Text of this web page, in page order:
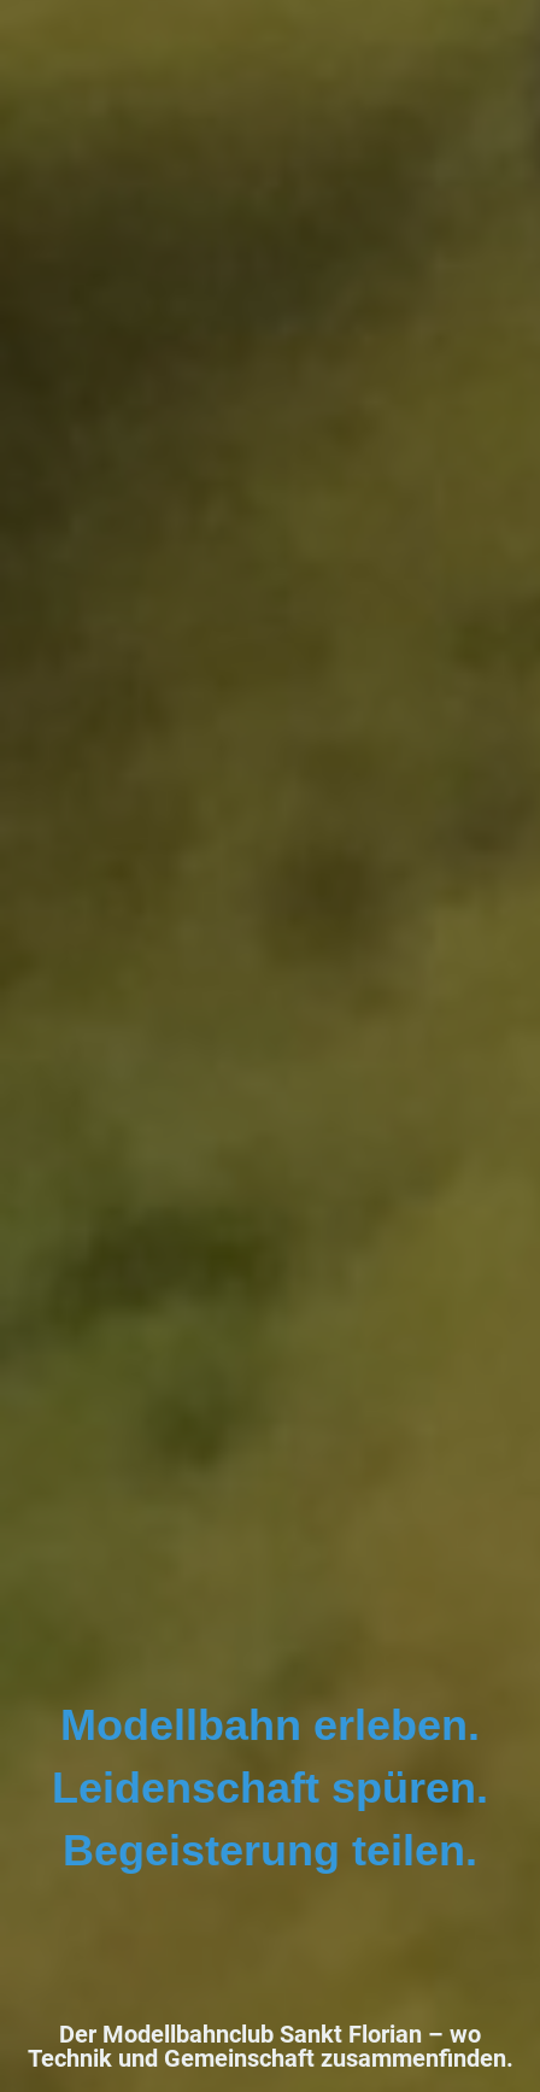
Modellbahn erleben.
Leidenschaft spüren.
Begeisterung teilen.
Der Modellbahnclub Sankt Florian – wo
Technik und Gemeinschaft zusammenfinden.